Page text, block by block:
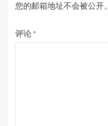
您的邮箱地址不会被公开。
评论 *